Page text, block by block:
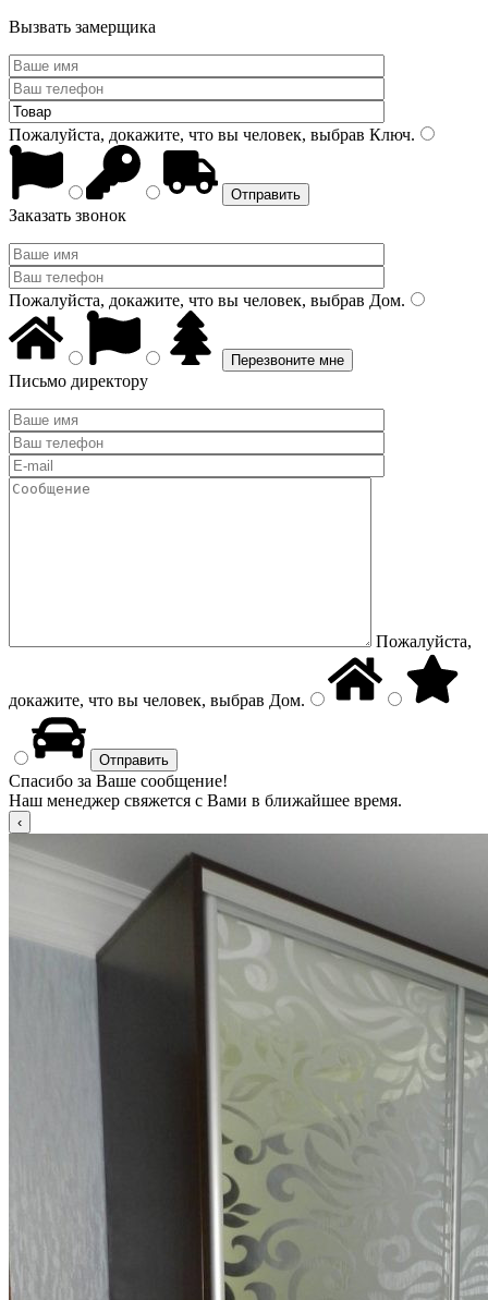
Вызвать замерщика
Пожалуйста, докажите, что вы человек, выбрав Ключ.
Заказать звонок
Пожалуйста, докажите, что вы человек, выбрав Дом.
Письмо директору
Пожалуйста,
докажите, что вы человек, выбрав Дом.
Спасибо за Ваше сообщение!
Наш менеджер свяжется с Вами в ближайшее время.